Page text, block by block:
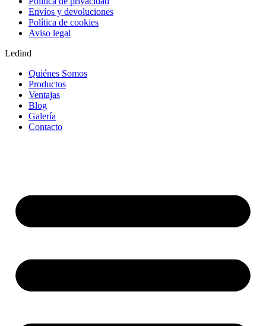
Envíos y devoluciones
Política de cookies
Aviso legal
Ledind
Quiénes Somos
Productos
Ventajas
Blog
Galería
Contacto